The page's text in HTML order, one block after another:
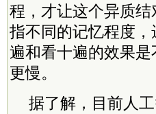
程，才让这个异质
指不同的记忆程度
遍和看十遍的效果
更慢。
据了解，目前人